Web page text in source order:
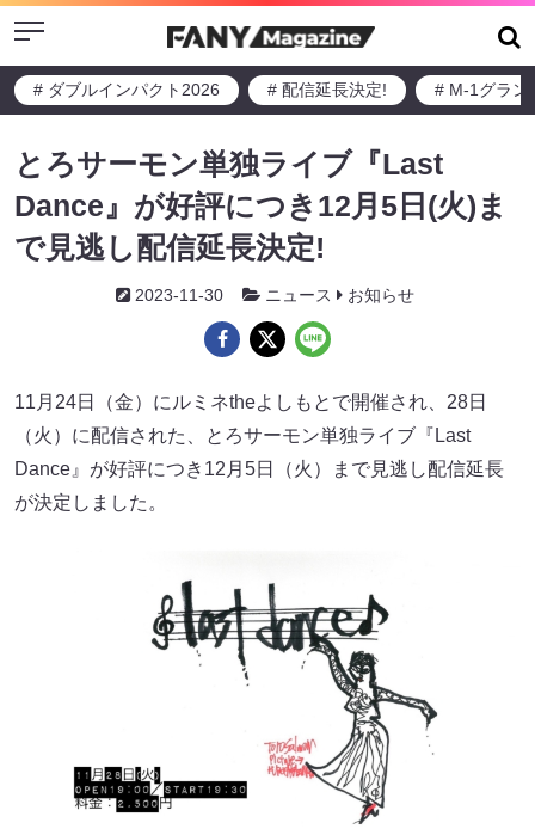
Menu
# ダブルインパクト2026 # 配信延長決定! # M-1グラン
とろサーモン単独ライブ『Last
Dance』が好評につき12月5日(火)ま
で見逃し配信延長決定!
2023-11-30 ニュース お知らせ
11月24日（金）にルミネtheよしもとで開催され、28日
（火）に配信された、とろサーモン単独ライブ『Last
Dance』が好評につき12月5日（火）まで見逃し配信延長
が決定しました。